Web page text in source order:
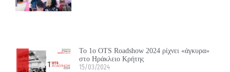
Το 1ο OTS Roadshow 2024 ρίχνει «άγκυρα»
στο Ηράκλειο Κρήτης
15/03/2024